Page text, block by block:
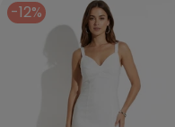
-12%